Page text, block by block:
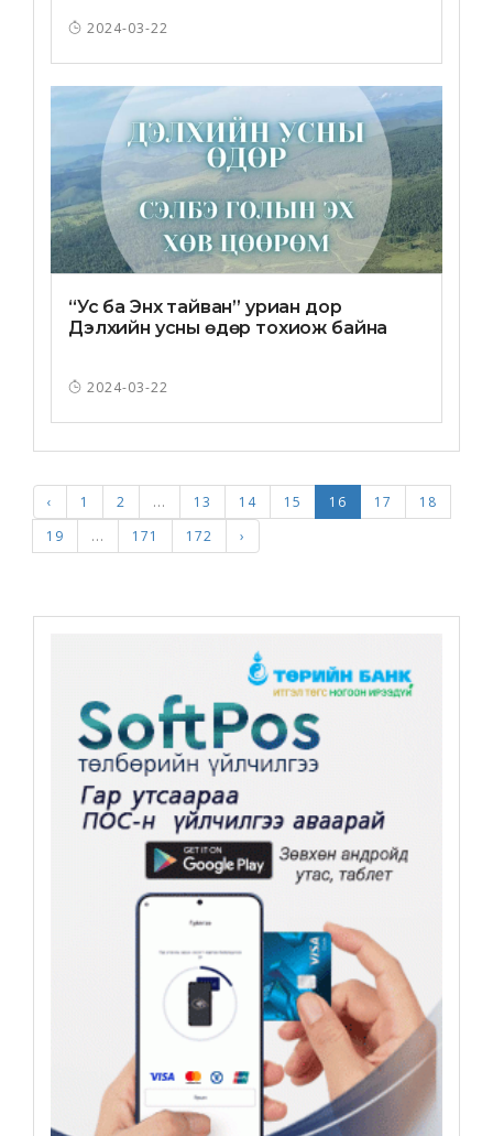
2024-03-22
“Ус ба Энх тайван” уриан дор
Дэлхийн усны өдөр тохиож байна
2024-03-22
‹ 1 2 ... 13 14 15 16 17
18
19
... 171 172 ›